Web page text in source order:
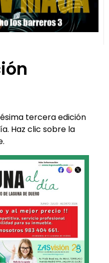
tercera edición
Haz clic sobre la